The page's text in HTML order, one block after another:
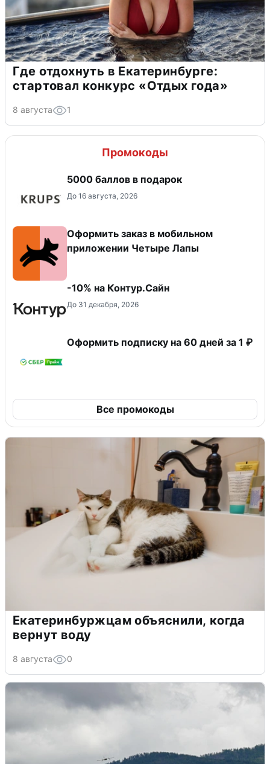
Где отдохнуть в Екатеринбурге:
стартовал конкурс «Отдых года»
8 августа 1
Промокоды
5000 баллов в подарок
До 16 августа, 2026
Оформить заказ в мобильном
приложении Четыре Лапы
-10% на Контур.Сайн
До 31 декабря, 2026
Оформить подписку на 60 дней за 1 ₽
Все промокоды
Екатеринбуржцам объяснили, когда
вернут воду
8 августа 0